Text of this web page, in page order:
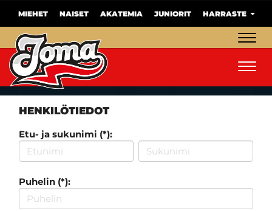
MIEHET NAISET AKATEMIA JUNIORIT HARRASTE
HENKILÖTIEDOT
Etu- ja sukunimi (*):
Puhelin (*):